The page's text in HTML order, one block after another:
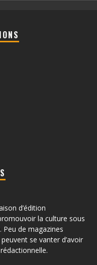
d’édition
la culture sous
de magazines
se vanter d’avoir